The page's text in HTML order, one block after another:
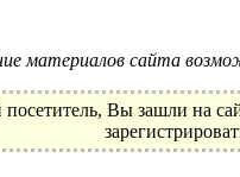
материалов сайта
Вы зашли на